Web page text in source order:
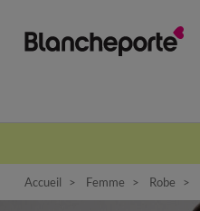
Accueil Femme Robe